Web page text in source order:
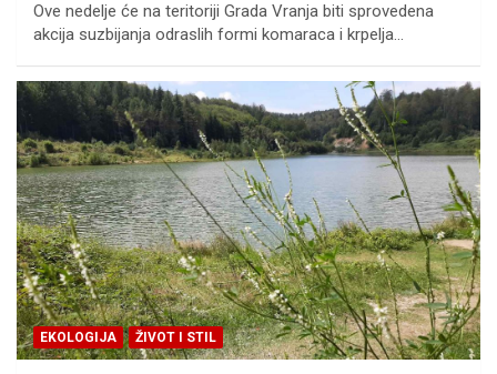
Ove nedelje će na teritoriji Grada Vranja biti sprovedena
akcija suzbijanja odraslih formi komaraca i krpelja…
EKOLOGIJA ŽIVOT I STIL